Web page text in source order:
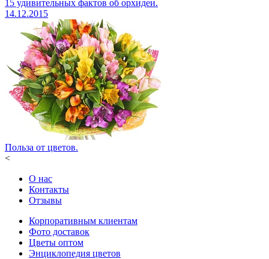
15 удивительных фактов об орхидеи.
14.12.2015
Польза от цветов.
<
О нас
Контакты
Отзывы
Корпоративным клиентам
Фото доставок
Цветы оптом
Энциклопедия цветов